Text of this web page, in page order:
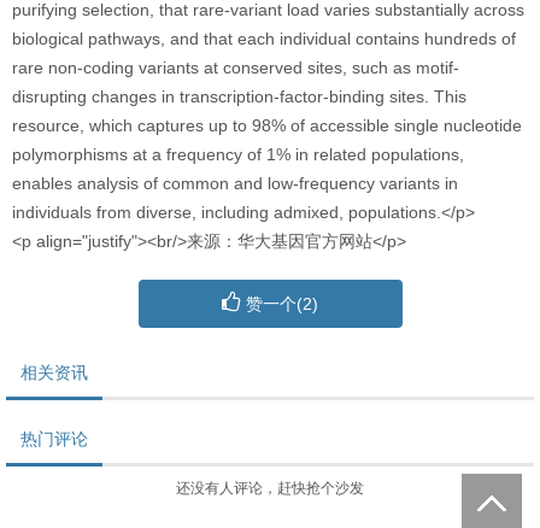
purifying selection, that rare-variant load varies substantially across
biological pathways, and that each individual contains hundreds of
rare non-coding variants at conserved sites, such as motif-
disrupting changes in transcription-factor-binding sites. This
resource, which captures up to 98% of accessible single nucleotide
polymorphisms at a frequency of 1% in related populations,
enables analysis of common and low-frequency variants in
individuals from diverse, including admixed, populations.</p>
<p align="justify"><br/>来源：华大基因官方网站</p>
赞一个(2)
相关资讯
热门评论
还没有人评论，赶快抢个沙发